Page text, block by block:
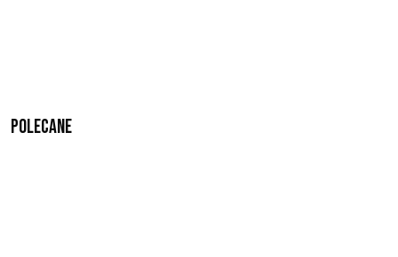
Polecane